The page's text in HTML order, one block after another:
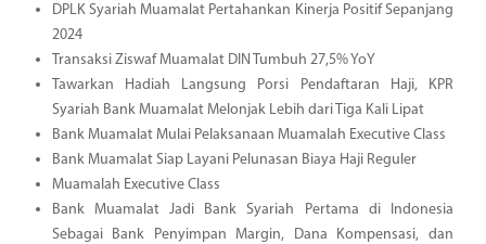
DPLK Syariah Muamalat Pertahankan Kinerja Positif Sepanjang
2024
Transaksi Ziswaf Muamalat DIN Tumbuh 27,5% YoY
Tawarkan Hadiah Langsung Porsi Pendaftaran Haji, KPR
Syariah Bank Muamalat Melonjak Lebih dari Tiga Kali Lipat
Bank Muamalat Mulai Pelaksanaan Muamalah Executive Class
Bank Muamalat Siap Layani Pelunasan Biaya Haji Reguler
Muamalah Executive Class
Bank Muamalat Jadi Bank Syariah Pertama di Indonesia
Sebagai Bank Penyimpan Margin, Dana Kompensasi, dan